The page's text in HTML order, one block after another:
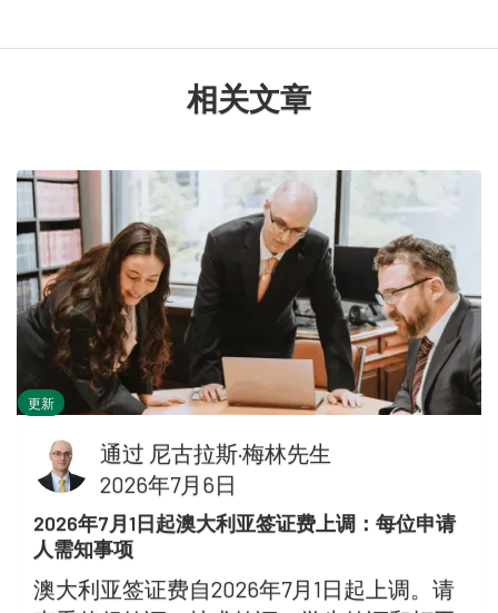
相关文章
更新
通过 尼古拉斯·梅林先生
2026年7月6日
2026年7月1日起澳大利亚签证费上调：每位申请
人需知事项
澳大利亚签证费自2026年7月1日起上调。请